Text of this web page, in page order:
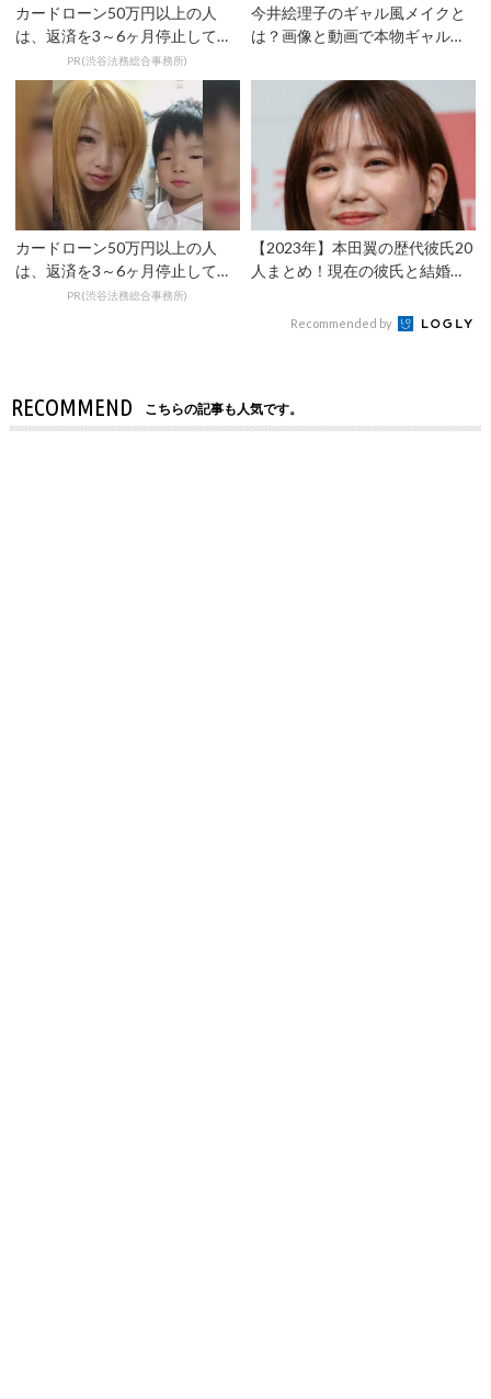
カードローン50万円以上の人
は、返済を3～6ヶ月停止して
『大幅に減額してから返済...
PR(渋谷法務総合事務所)
今井絵理子のギャル風メイクと
は？画像と動画で本物ギャルと
カードローン50万円以上の人
は、返済を3～6ヶ月停止して
『大幅に減額してから返済...
PR(渋谷法務総合事務所)
【2023年】本田翼の歴代彼氏20
人まとめ！現在の彼氏と結婚の
Recommended by
RECOMMEND こちらの記事も人気です。